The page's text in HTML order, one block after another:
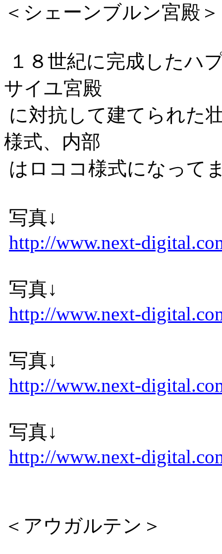
＜シェーンブルン宮殿＞
１８世紀に完成したハ
サイユ宮殿
に対抗して建てられた
様式、内部
はロココ様式になって
写真↓
http://www.next-
写真↓
http://www.next-
写真↓
http://www.next-
写真↓
http://www.next-
＜アウガルテン＞